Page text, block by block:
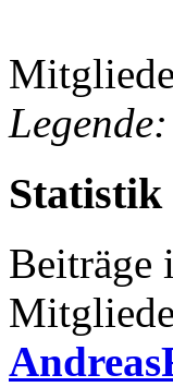
Statistik
Beiträge